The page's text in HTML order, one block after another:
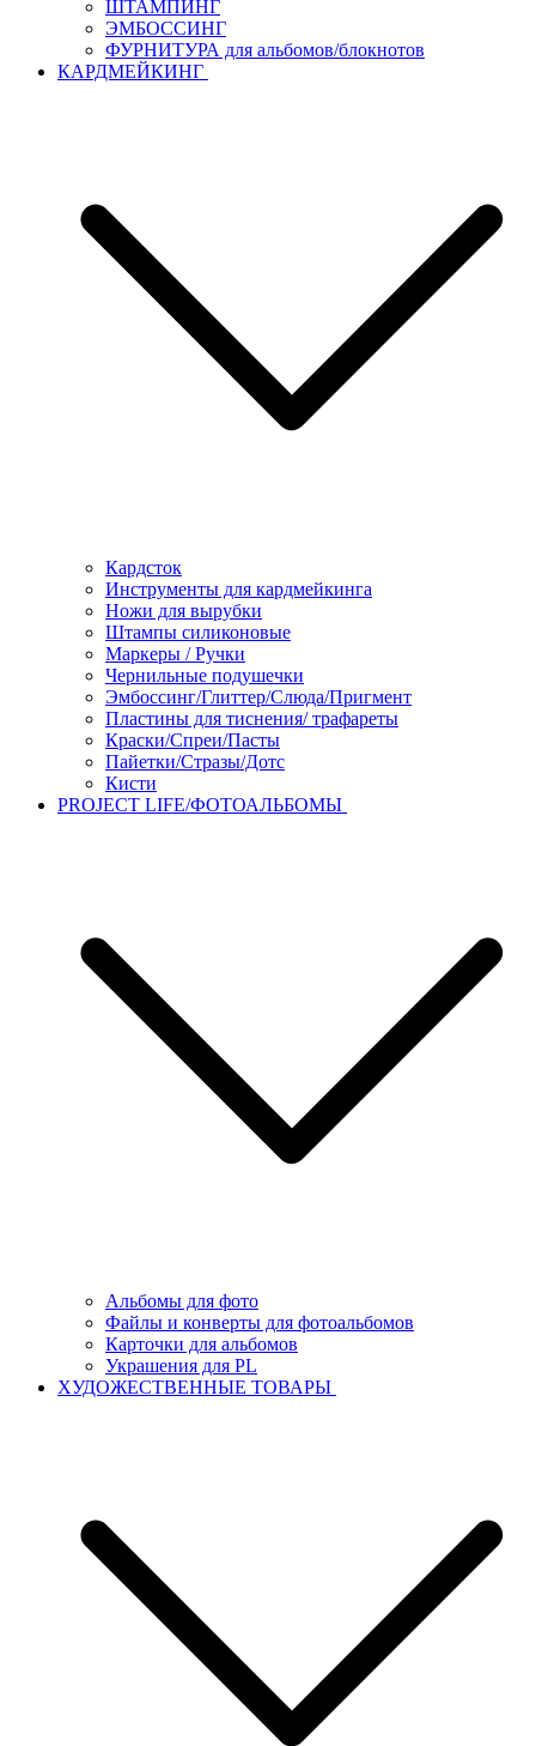
ШТАМПИНГ
ЭМБОССИНГ
ФУРНИТУРА для альбомов/блокнотов
КАРДМЕЙКИНГ
Кардсток
Инструменты для кардмейкинга
Ножи для вырубки
Штампы силиконовые
Маркеры / Ручки
Чернильные подушечки
Эмбоссинг/Глиттер/Слюда/Пригмент
Пластины для тиснения/ трафареты
Краски/Спреи/Пасты
Пайетки/Стразы/Дотс
Кисти
PROJECT LIFE/ФОТОАЛЬБОМЫ
Альбомы для фото
Файлы и конверты для фотоальбомов
Карточки для альбомов
Украшения для PL
ХУДОЖЕСТВЕННЫЕ ТОВАРЫ